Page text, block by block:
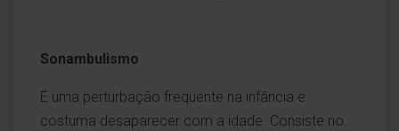
Sonambulismo
É uma perturbação frequente na infância e
costuma desaparecer com a idade. Consiste no